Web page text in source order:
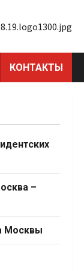
КОНТАКТЫ
–
Москвы